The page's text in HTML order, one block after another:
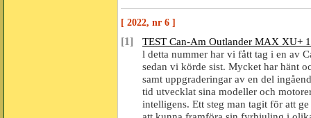
[ 2022, nr 6 ]
[1]
TEST Can-Am Outlander MAX XU+
l detta nummer har vi fått tag i en av
sedan vi körde sist. Mycket har hänt
samt uppgraderingar av en del
tid utvecklat sina modeller och
intelligens. Ett steg man tagit för att